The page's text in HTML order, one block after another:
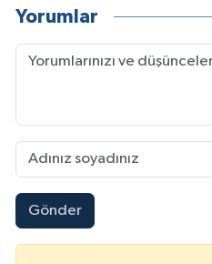
Yorumlar
Gönder